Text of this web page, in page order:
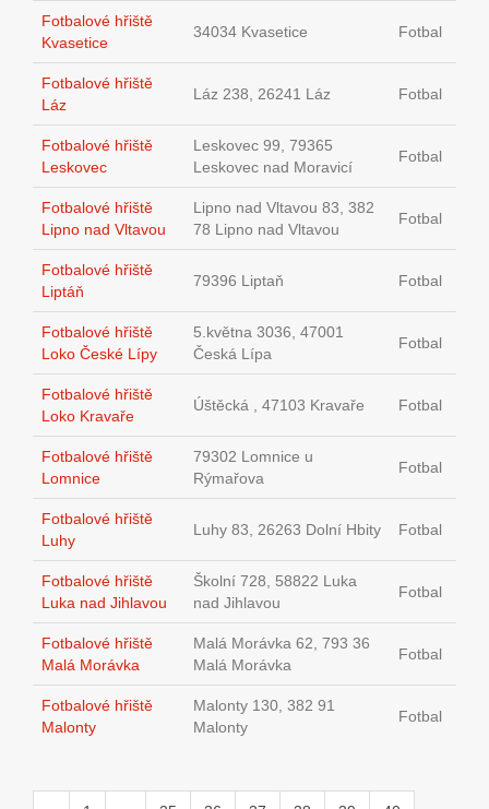
Fotbalové hřiště
Kvasetice
34034 Kvasetice Fotbal
Fotbalové hřiště
Láz
Láz 238, 26241 Láz Fotbal
Fotbalové hřiště
Leskovec
Leskovec 99, 79365
Leskovec nad Moravicí
Fotbal
Fotbalové hřiště
Lipno nad Vltavou
Lipno nad Vltavou 83, 382
78 Lipno nad Vltavou
Fotbal
Fotbalové hřiště
Liptáň
79396 Liptaň Fotbal
Fotbalové hřiště
Loko České Lípy
5.května 3036, 47001
Česká Lípa
Fotbal
Fotbalové hřiště
Loko Kravaře
Úštěcká , 47103 Kravaře Fotbal
Fotbalové hřiště
Lomnice
79302 Lomnice u
Rýmařova
Fotbal
Fotbalové hřiště
Luhy
Luhy 83, 26263 Dolní Hbity Fotbal
Fotbalové hřiště
Luka nad Jihlavou
Školní 728, 58822 Luka
nad Jihlavou
Fotbal
Fotbalové hřiště
Malá Morávka
Malá Morávka 62, 793 36
Malá Morávka
Fotbal
Fotbalové hřiště
Malonty
Malonty 130, 382 91
Malonty
Fotbal